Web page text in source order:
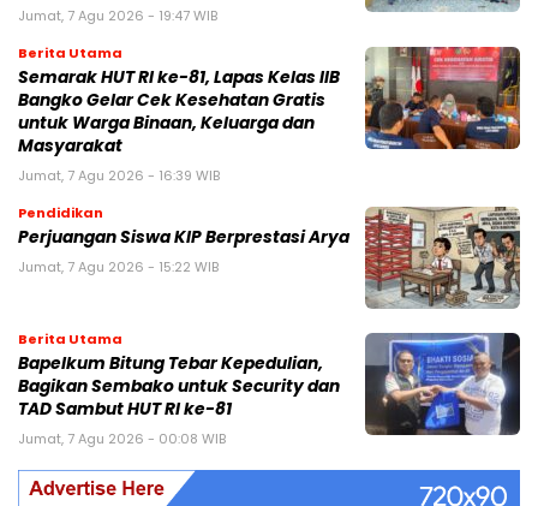
Jumat, 7 Agu 2026 - 19:47 WIB
Berita Utama
Semarak HUT RI ke-81, Lapas Kelas IIB
Bangko Gelar Cek Kesehatan Gratis
untuk Warga Binaan, Keluarga dan
Masyarakat
Jumat, 7 Agu 2026 - 16:39 WIB
Pendidikan
Perjuangan Siswa KIP Berprestasi Arya
Jumat, 7 Agu 2026 - 15:22 WIB
Berita Utama
Bapelkum Bitung Tebar Kepedulian,
Bagikan Sembako untuk Security dan
TAD Sambut HUT RI ke-81
Jumat, 7 Agu 2026 - 00:08 WIB